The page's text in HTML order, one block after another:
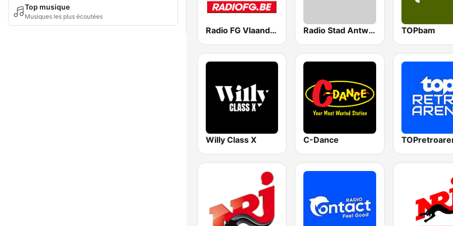
Top musique
Musiques les plus écoutées
Radio FG Vlaanderen Radio Stad Antwerpen TOPbam
Willy Class X C-Dance